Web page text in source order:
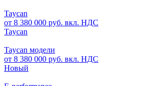
Taycan
от 8 380 000 руб. вкл. НДС
Taycan
Taycan модели
от 8 380 000 руб. вкл. НДС
Новый